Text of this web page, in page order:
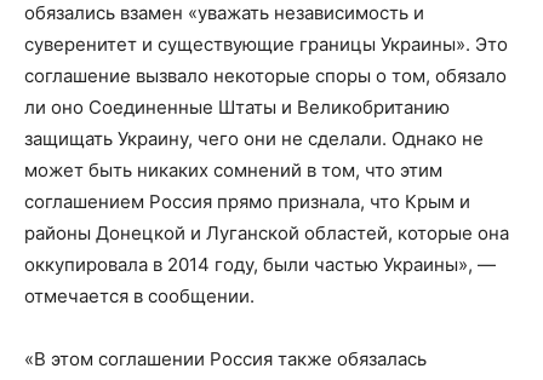
обязались взамен «уважать независимость и
суверенитет и существующие границы Украины». Это
соглашение вызвало некоторые споры о том, обязало
ли оно Соединенные Штаты и Великобританию
защищать Украину, чего они не сделали. Однако не
может быть никаких сомнений в том, что этим
соглашением Россия прямо признала, что Крым и
районы Донецкой и Луганской областей, которые она
оккупировала в 2014 году, были частью Украины», —
отмечается в сообщении.
«В этом соглашении Россия также обязалась